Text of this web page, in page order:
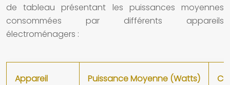
de tableau présentant les puissances moyennes
consommées par différents appareils
électroménagers :
Appareil Puissance Moyenne (Watts)